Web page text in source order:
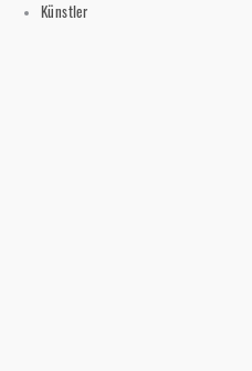
Künstler